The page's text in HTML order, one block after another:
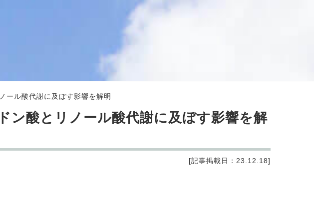
ール酸代謝に及ぼす影響を解明
ン酸とリノール酸代謝に及ぼす影響を解
[記事掲載日：23.12.18]